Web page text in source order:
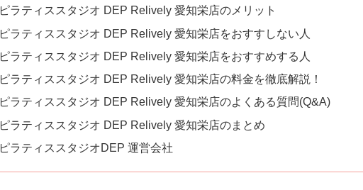
ピラティススタジオ DEP Relively 愛知栄店のメリット
ピラティススタジオ DEP Relively 愛知栄店をおすすしない人
ピラティススタジオ DEP Relively 愛知栄店をおすすめする人
ピラティススタジオ DEP Relively 愛知栄店の料金を徹底解説！
ピラティススタジオ DEP Relively 愛知栄店のよくある質問(Q&A)
ピラティススタジオ DEP Relively 愛知栄店のまとめ
ピラティススタジオDEP 運営会社